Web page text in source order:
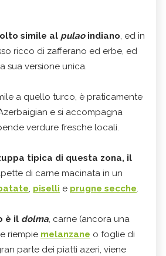
simile al pulao indiano, ed in
ricco di zafferano ed erbe, ed
sua versione unica.
a quello turco, è praticamente
e si accompagna
verdure fresche locali.
tipica di questa zona, il
di carne macinata in un
, piselli e prugne secche.
è il dolma, carne (ancora una
riempie melanzane o foglie di
parte dei piatti azeri, viene